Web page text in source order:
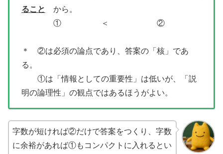
ること
から。
① ＜ ②
＊ ②は必須の論点であり、答案の「核」であ
る。
①は「情報としての重要性」は低いが、「説
明の論理性」の観点ではあるほうがよい。
字数が短ければ②だけで答案をつくり、字数
に余裕があれば①もコンパクトに入れるとい